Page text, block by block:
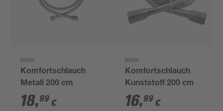
toom
Komfortschlauch
Metall 200 cm
18,99 €
toom
Komfortschlauch
Kunststoff 200 cm
16,99 €